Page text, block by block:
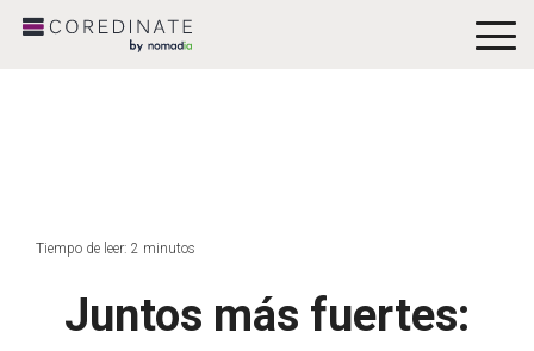
Tiempo de leer: 2 minutos
Juntos más fuertes: